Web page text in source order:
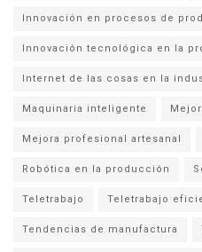
Innovación en procesos de
Innovación tecnológica en la
Internet de las cosas en la
Maquinaria inteligente
Mejora profesional artesanal
Robótica en la producción
Teletrabajo Teletrabajo
Tendencias de manufactura